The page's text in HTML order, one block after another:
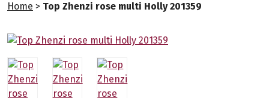
Home > Top Zhenzi rose multi Holly 201359